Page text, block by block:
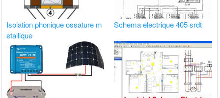
Isolation phonique ossature m
etallique
Schema electrique 405 srdt